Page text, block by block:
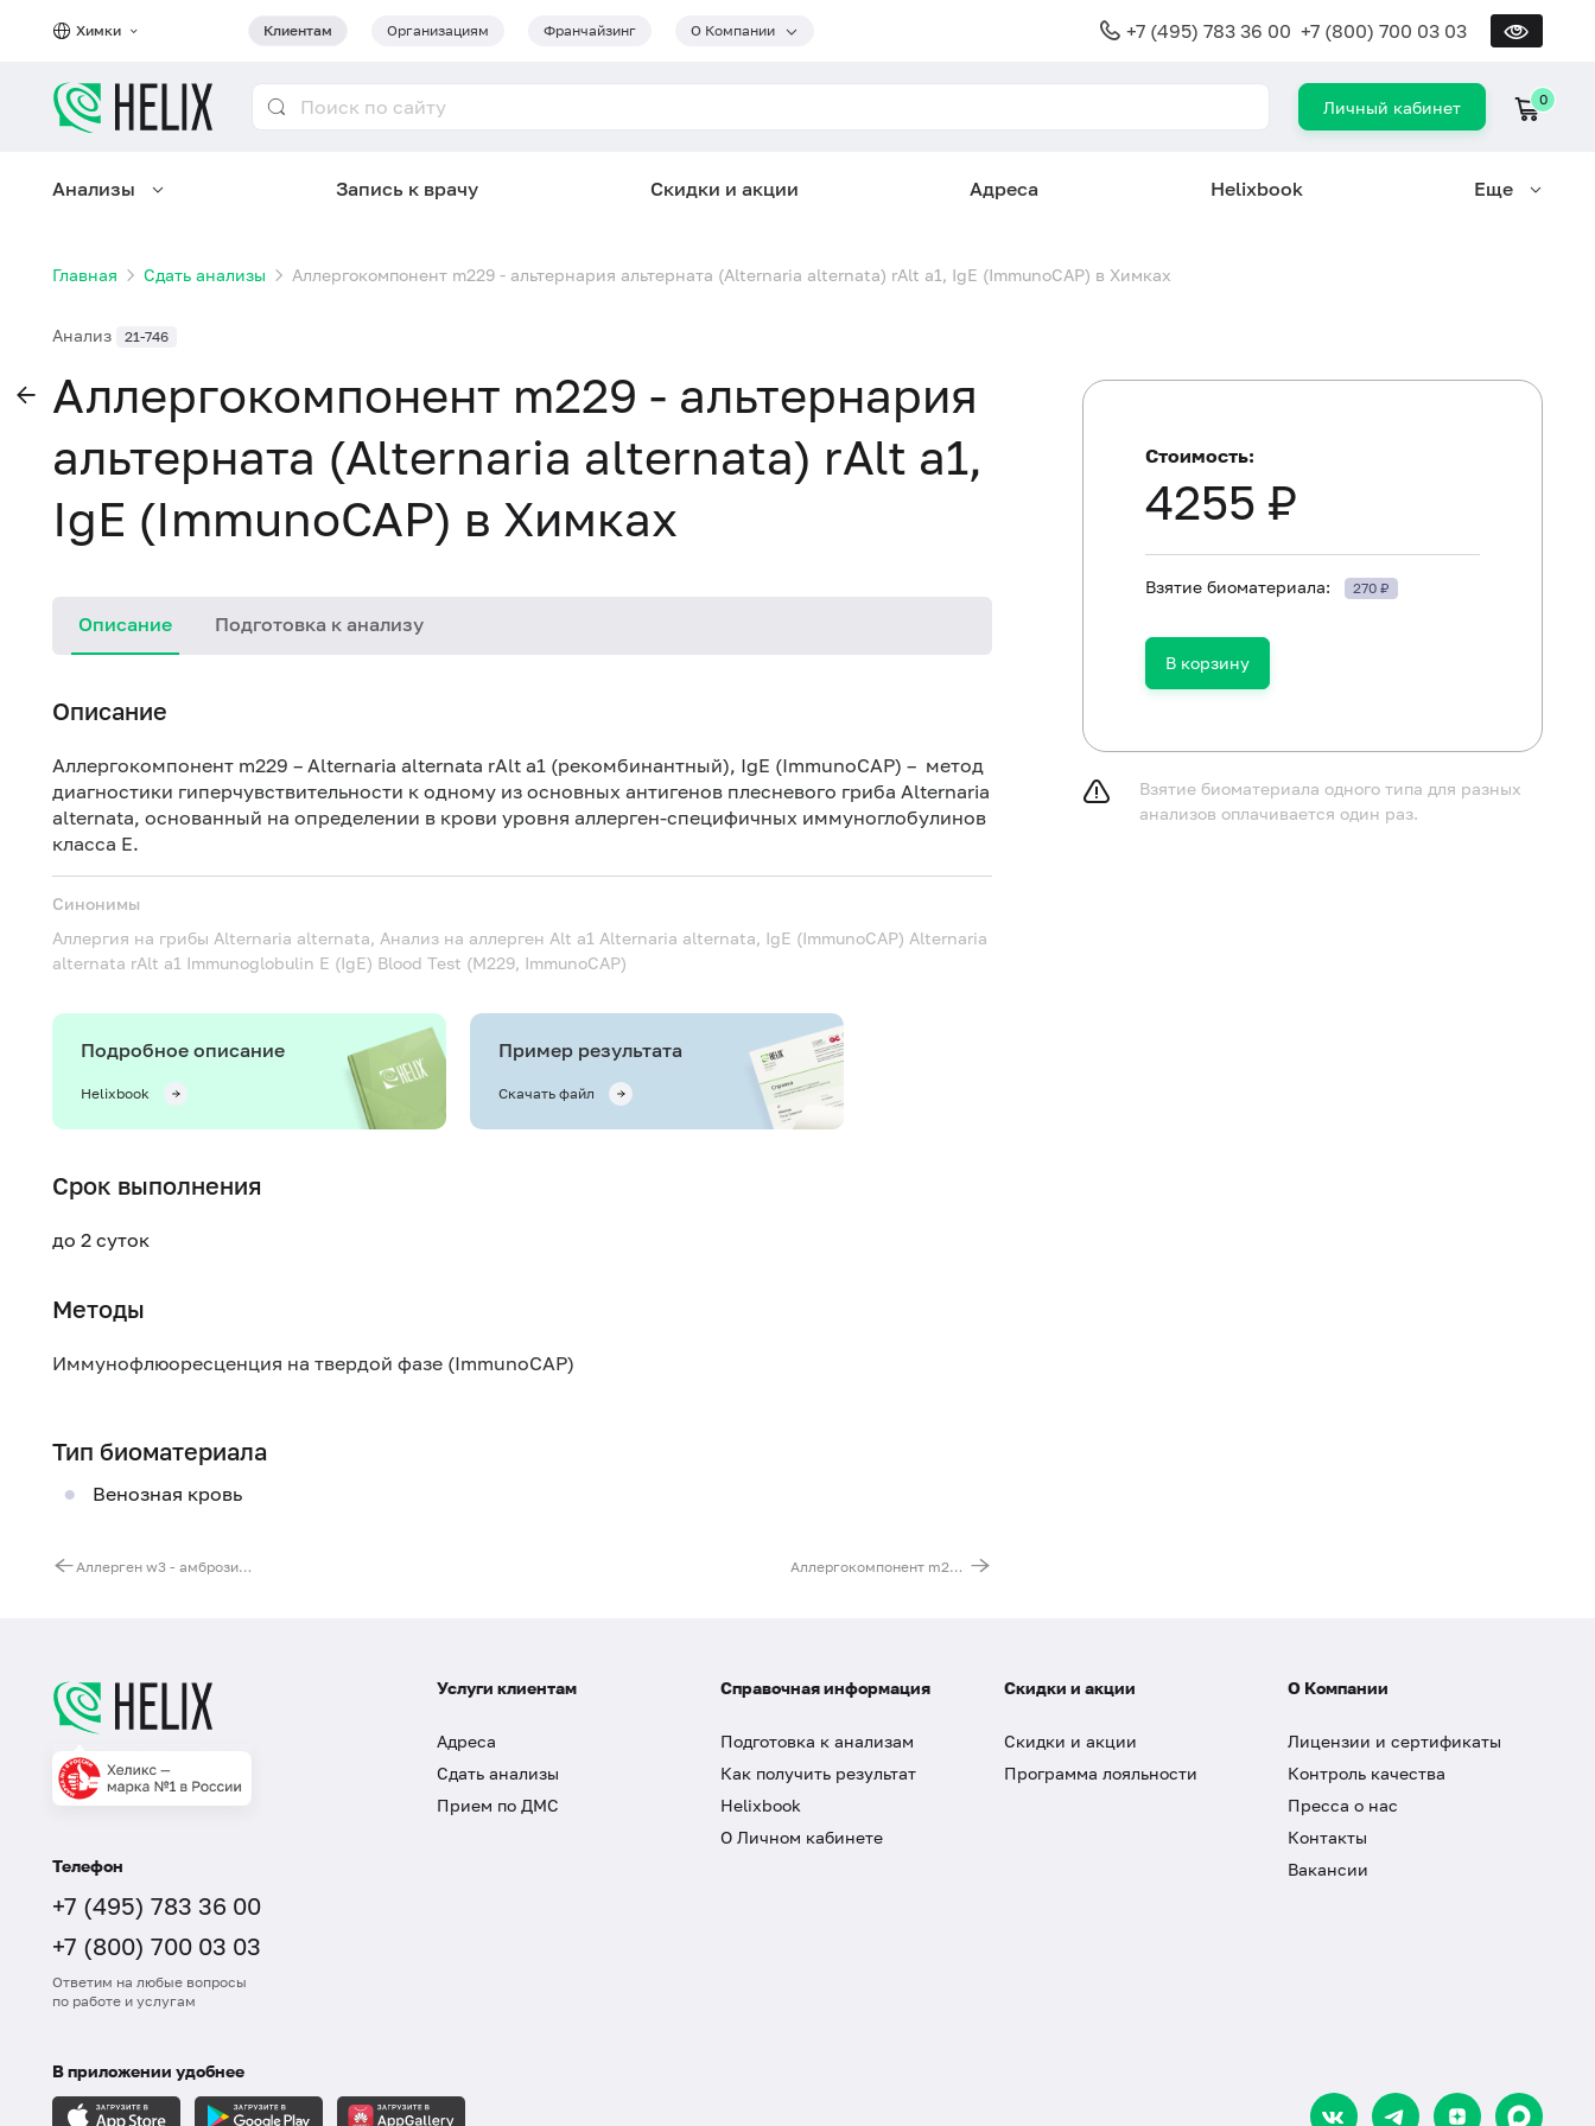
Химки Клиентам Организациям Франчайзинг О Компании +7 (495) 783 36 00 +7 (800) 700 03 03
Личный кабинет 0
Анализы Запись к врачу Скидки и акции Адреса Helixbook Еще
Главная Сдать анализы Аллергокомпонент m229 - альтернария альтерната (Alternaria alternata) rAlt a1, IgE (ImmunoCAP) в Химках
Анализ 21-746
Аллергокомпонент m229 - альтернария
альтерната (Alternaria alternata) rAlt a1,
IgE (ImmunoCAP) в Химках
Описание Подготовка к анализу
Описание
Аллергокомпонент m229 – Alternaria alternata rAlt a1 (рекомбинантный), IgE (ImmunoCAP) – метод
диагностики гиперчувствительности к одному из основных антигенов плесневого гриба Alternaria
alternata, основанный на определении в крови уровня аллерген-специфичных иммуноглобулинов
класса Е.
Синонимы
Аллергия на грибы Alternaria alternata, Анализ на аллерген Alt a1 Alternaria alternata, IgE (ImmunoCAP) Alternaria
alternata rAlt a1 Immunoglobulin E (IgE) Blood Test (M229, ImmunoCAP)
Подробное описание
Helixbook
Пример результата
Скачать файл
Срок выполнения
до 2 суток
Методы
Иммунофлюоресценция на твердой фазе (ImmunoCAP)
Тип биоматериала
Венозная кровь
Аллерген w3 - амброзия трехнадрезная, IgE (ImmunoCAP) Аллергокомпонент m218 - аспергилл дымящийся (Aspergillus fumigatus) rAsp f1, IgE (ImmunoCAP)
Стоимость:
4255 ₽
Взятие биоматериала: 270 ₽
В корзину
Взятие биоматериала одного типа для разных
анализов оплачивается один раз.
Телефон
+7 (495) 783 36 00
+7 (800) 700 03 03
Ответим на любые вопросы
по работе и услугам
Услуги клиентам
Адреса
Сдать анализы
Прием по ДМС
Справочная информация
Подготовка к анализам
Как получить результат
Helixbook
О Личном кабинете
Скидки и акции
Скидки и акции
Программа лояльности
О Компании
Лицензии и сертификаты
Контроль качества
Пресса о нас
Контакты
Вакансии
В приложении удобнее